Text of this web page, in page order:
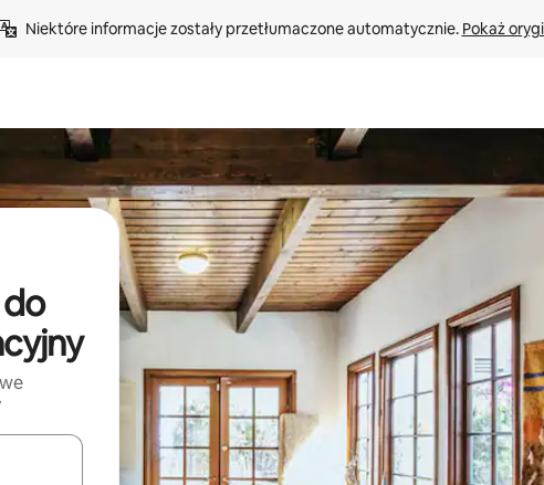
Niektóre informacje zostały przetłumaczone automatycznie. Pokaż
się po nich za pomocą klawiszy strzałek w górę i w dół lub przeglądać